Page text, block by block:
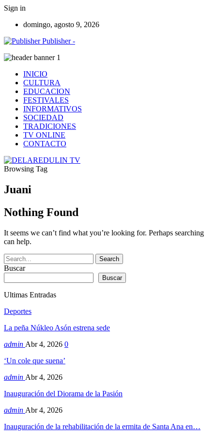
Sign in
domingo, agosto 9, 2026
Publisher -
INICIO
CULTURA
EDUCACION
FESTIVALES
INFORMATIVOS
SOCIEDAD
TRADICIONES
TV ONLINE
CONTACTO
Browsing Tag
Juani
Nothing Found
It seems we can’t find what you’re looking for. Perhaps searching
can help.
Buscar
Buscar
Ultimas Entradas
Deportes
La peña Núkleo Asón estrena sede
admin Abr 4, 2026 0
‘Un cole que suena’
admin Abr 4, 2026
Inauguración del Diorama de la Pasión
admin Abr 4, 2026
Inauguración de la rehabilitación de la ermita de Santa Ana en…